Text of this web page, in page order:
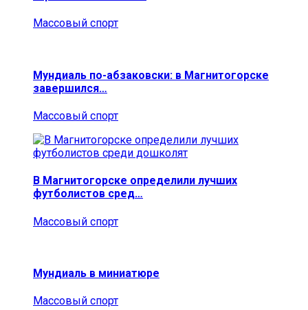
Массовый спорт
Мундиаль по-абзаковски: в Магнитогорске
завершился…
Массовый спорт
В Магнитогорске определили лучших
футболистов сред…
Массовый спорт
Мундиаль в миниатюре
Массовый спорт